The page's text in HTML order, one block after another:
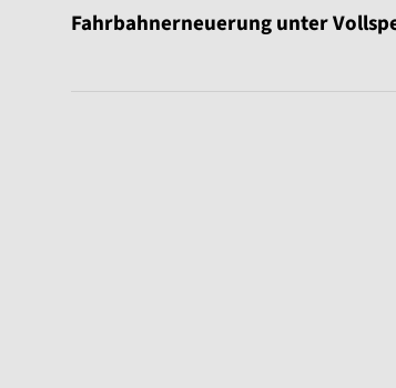
Fahrbahnerneuerung unter